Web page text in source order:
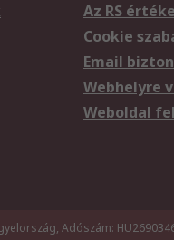
Az RS
Cookie
Email
Webhelyre
Weboldal
Adószám: